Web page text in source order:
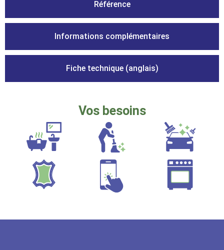
Référence
Informations complémentaires
Fiche technique (anglais)
Vos besoins